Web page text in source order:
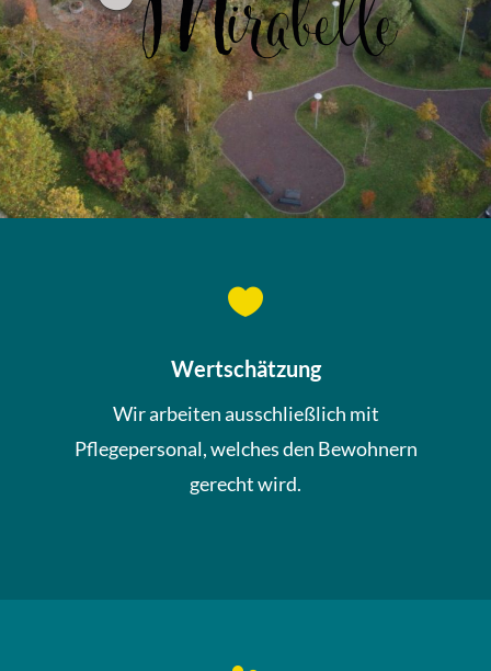

Wertschätzung
Wir arbeiten ausschließlich mit
Pflegepersonal, welches den Bewohnern
gerecht wird.